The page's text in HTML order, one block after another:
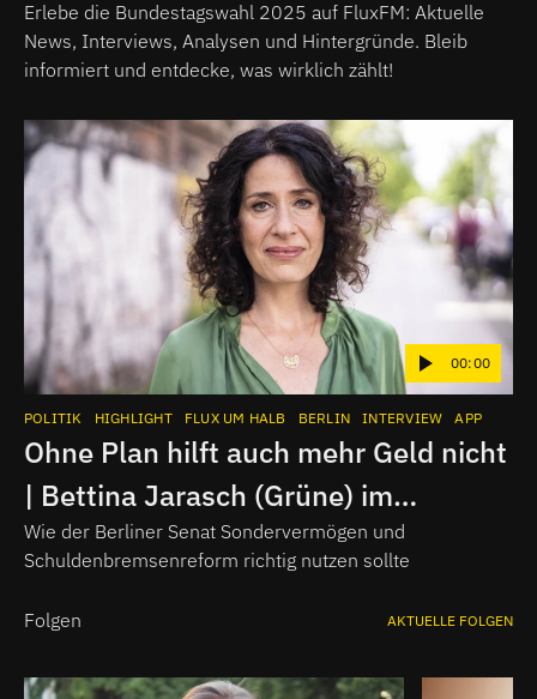
Erlebe die Bundestagswahl 2025 auf FluxFM: Aktuelle
News, Interviews, Analysen und Hintergründe. Bleib
informiert und entdecke, was wirklich zählt!
00:00
POLITIK HIGHLIGHT FLUX UM HALB BERLIN INTERVIEW APP
Ohne Plan hilft auch mehr Geld nicht
| Bettina Jarasch (Grüne) im
Interview
Wie der Berliner Senat Sondervermögen und
Schuldenbremsenreform richtig nutzen sollte
Folgen AKTUELLE FOLGEN